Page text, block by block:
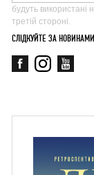
будуть використані
третій стороні.
СЛІДКУЙТЕ ЗА